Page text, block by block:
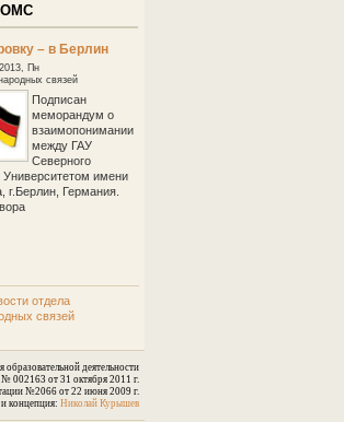
ОМС
– в Берлин
Пн
связей
Подписан
меморандум о
взаимопонимании
между ГАУ
Северного
Университетом имени
г.Берлин, Германия.
отдела
связей
образовательной деятельности
002163 от 31 октября 2011 г.
№2066 от 22 июня 2009 г.
концепция: Николай Курышев